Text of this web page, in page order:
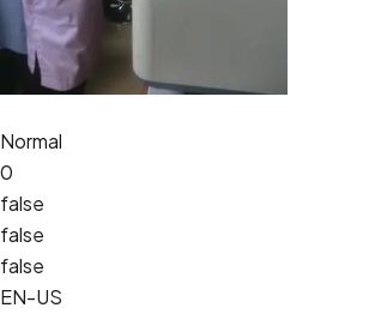
Normal
0
false
false
false
EN-US